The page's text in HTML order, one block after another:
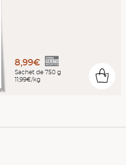
8,99€
Sachet de 750 g
11,99€/kg
0